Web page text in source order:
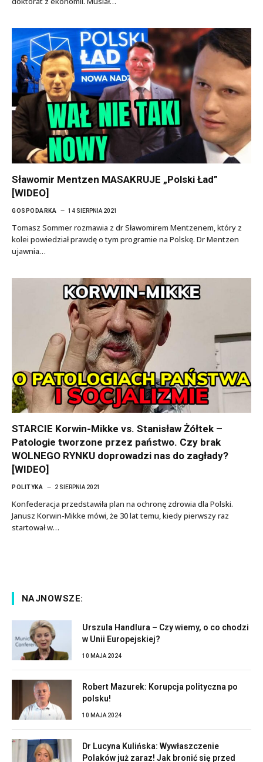
Sławomir Mentzen MASAKRUJE „Polski Ład”
[WIDEO]
GOSPODARKA 14 SIERPNIA 2021
Tomasz Sommer rozmawia z dr Sławomirem Mentzenem, który z
kolei powiedział prawdę o tym programie na Polskę. Dr Mentzen
ujawnia…
STARCIE Korwin-Mikke vs. Stanisław Żółtek –
Patologie tworzone przez państwo. Czy brak
WOLNEGO RYNKU doprowadzi nas do zagłady?
[WIDEO]
POLITYKA 2 SIERPNIA 2021
Konfederacja przedstawiła plan na ochronę zdrowia dla Polski.
Janusz Korwin-Mikke mówi, że 30 lat temu, kiedy pierwszy raz
startował w…
NAJNOWSZE:
Urszula Handlura – Czy wiemy, o co chodzi
w Unii Europejskiej?
10 MAJA 2024
Robert Mazurek: Korupcja polityczna po
polsku!
10 MAJA 2024
Dr Lucyna Kulińska: Wywłaszczenie
Polaków już zaraz! Jak bronić się przed